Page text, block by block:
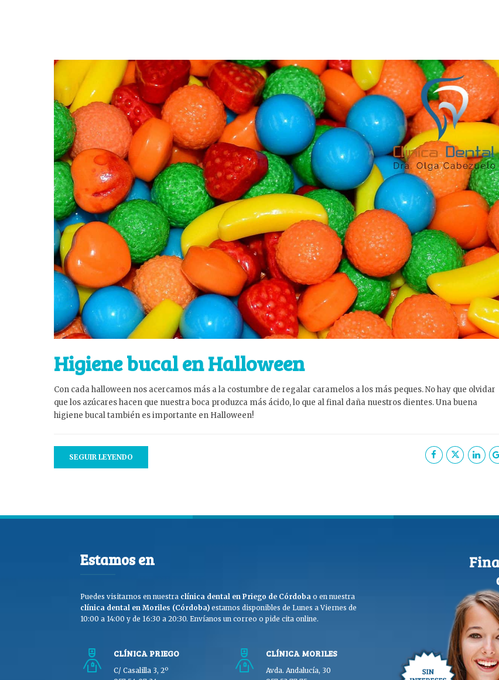
Higiene bucal en Halloween
Con cada halloween nos acercamos más a la costumbre de regalar caramelos a los más peques. No hay que olvidar
que los azúcares hacen que nuestra boca produzca más ácido, lo que al final daña nuestros dientes. Una buena
higiene bucal también es importante en Halloween!
SEGUIR LEYENDO
Estamos en
Puedes visitarnos en nuestra clínica dental en Priego de Córdoba o en nuestra
clínica dental en Moriles (Córdoba) estamos disponibles de Lunes a Viernes de
10:00 a 14:00 y de 16:30 a 20:30. Envíanos un correo o pide cita online.
CLÍNICA PRIEGO
C/ Casalilla 3, 2º
CLÍNICA MORILES
Avda. Andalucía, 30